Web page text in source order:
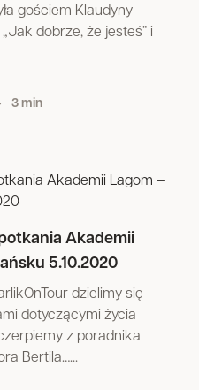
gościem Klaudyny
dobrze, że jesteś” i
• 3 min
Akademii
5.10.2020
dzielimy się
dotyczącymi życia
z poradnika
Bertila…...